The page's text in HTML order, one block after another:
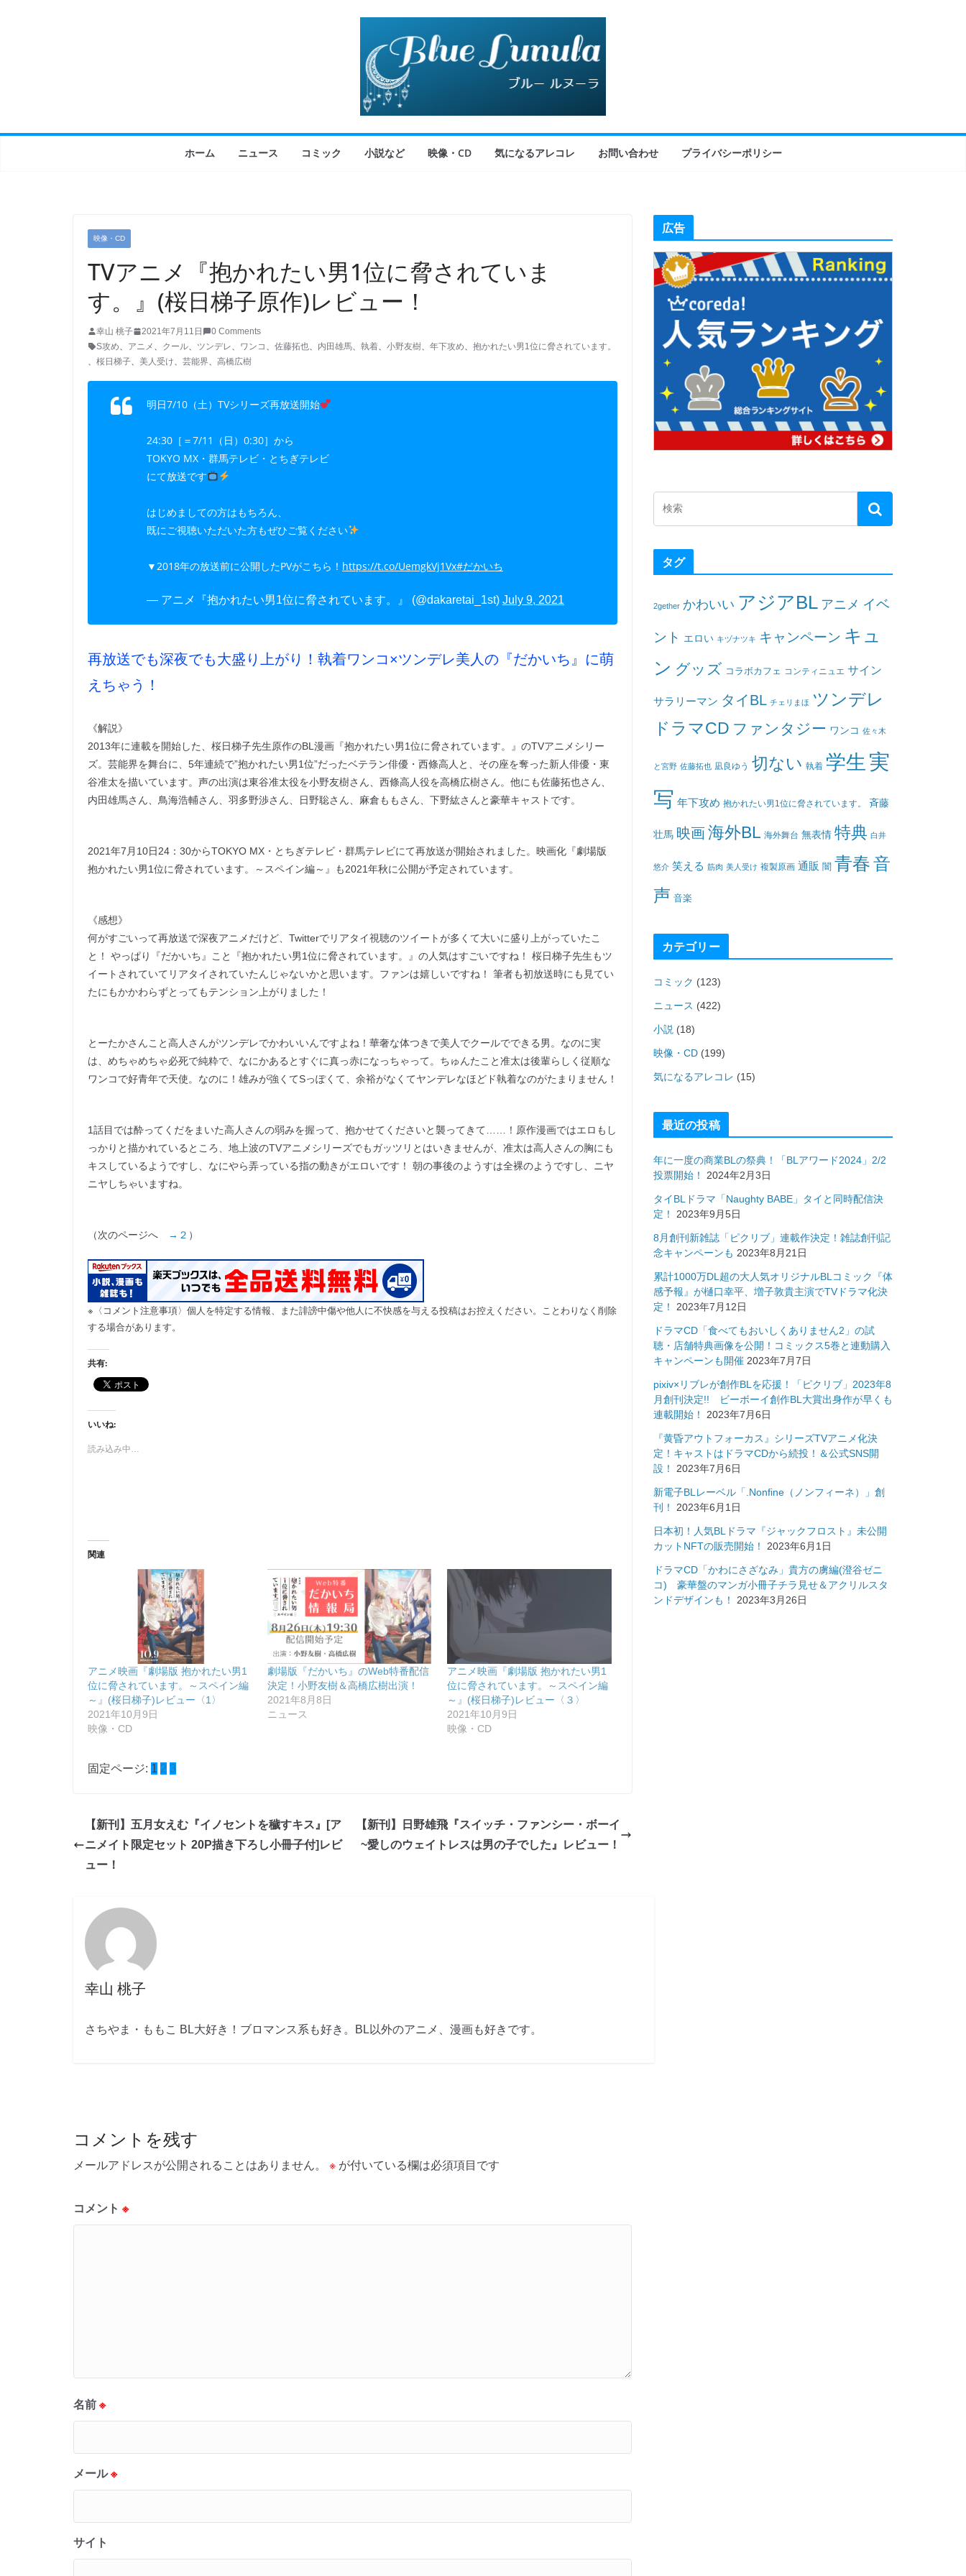
ホーム ニュース コミック 小説など 映像・CD 気になるアレコレ お問い合わせ プライバシーポリシー
映像・CD
TVアニメ『抱かれたい男1位に脅されていま
す。』(桜日梯子原作)レビュー！
幸山 桃子 2021年7月11日
0 Comments
S攻め
アニメ クール ツンデレ ワンコ 佐藤拓也 内田雄馬 執着 小野友樹 年下攻め
抱かれたい男1位に脅されています。
桜日梯子 美人受け 芸能界 高橋広樹
明日7/10（土）TVシリーズ再放送開始
24:30［＝7/11（日）0:30］から
TOKYO MX・群馬テレビ・とちぎテレビ
にて放送です
はじめましての方はもちろん、
既にご視聴いただいた方もぜひご覧ください
▼2018年の放送前に公開したPVがこちら！ https://t.co/UemgkVj1Vx#だかいち
— アニメ『抱かれたい男1位に脅されています。』 (@dakaretai_1st) July 9, 2021
再放送でも深夜でも大盛り上がり！執着ワンコ×ツンデレ美人の『だかいち』に萌
えちゃう！
《解説》
2013年に連載を開始した、桜日梯子先生原作のBL漫画『抱かれたい男1位に脅されています。』のTVアニメシリー
ズ。芸能界を舞台に、5年連続で”抱かれたい男1位”だったベテラン俳優・西條高人と、その座を奪った新人俳優・東
谷准太を描いています。声の出演は東谷准太役を小野友樹さん、西條高人役を高橋広樹さん。他にも佐藤拓也さん、
内田雄馬さん、鳥海浩輔さん、羽多野渉さん、日野聡さん、麻倉ももさん、下野紘さんと豪華キャストです。
2021年7月10日24：30からTOKYO MX・とちぎテレビ・群馬テレビにて再放送が開始されました。映画化『劇場版
抱かれたい男1位に脅されています。～スペイン編～』も2021年秋に公開が予定されています。
《感想》
何がすごいって再放送で深夜アニメだけど、Twitterでリアタイ視聴のツイートが多くて大いに盛り上がっていたこ
と！ やっぱり『だかいち』こと『抱かれたい男1位に脅されています。』の人気はすごいですね！ 桜日梯子先生もツ
イートされていてリアタイされていたんじゃないかと思います。ファンは嬉しいですね！ 筆者も初放送時にも見てい
たにもかかわらずとってもテンション上がりました！
とーたかさんこと高人さんがツンデレでかわいいんですよね！華奢な体つきで美人でクールでできる男。なのに実
は、めちゃめちゃ必死で純粋で、なにかあるとすぐに真っ赤になっちゃって。ちゅんたこと准太は後輩らしく従順な
ワンコで好青年で天使。なのに！雄みが強くてSっぽくて、余裕がなくてヤンデレなほどド執着なのがたまりません！
1話目では酔ってくだをまいた高人さんの弱みを握って、抱かせてくださいと襲ってきて……！原作漫画ではエロもし
っかりと描かれているところ、地上波のTVアニメシリーズでもガッツリとはいきませんが、准太は高人さんの胸にも
キスしているようですし、なにやら弄っている指の動きがエロいです！ 朝の事後のようすは全裸のようですし、ニヤ
ニヤしちゃいますね。
（次のページへ →２ ）
※〈コメント注意事項〉個人を特定する情報、また誹謗中傷や他人に不快感を与える投稿はお控えください。ことわりなく削除
する場合があります。
共有:
いいね:
読み込み中…
関連
アニメ映画『劇場版 抱かれたい男1
位に脅されています。～スペイン編
～』(桜日梯子)レビュー〈1〉
2021年10月9日
映像・CD
劇場版『だかいち』のWeb特番配信
決定！小野友樹＆高橋広樹出演！
2021年8月8日
ニュース
アニメ映画『劇場版 抱かれたい男1
位に脅されています。～スペイン編
～』(桜日梯子)レビュー〈３〉
2021年10月9日
映像・CD
固定ページ: 1 2 3
【新刊】五月女えむ『イノセントを穢すキス』[ア
ニメイト限定セット 20P描き下ろし小冊子付]レビ
ュー！
【新刊】日野雄飛『スイッチ・ファンシー・ボーイ
~愛しのウェイトレスは男の子でした』レビュー！
幸山 桃子
さちやま・ももこ BL大好き！ブロマンス系も好き。BL以外のアニメ、漫画も好きです。
コメントを残す
メールアドレスが公開されることはありません。 ※ が付いている欄は必須項目です
コメント ※
名前 ※
メール※
サイト
広告
タグ
2gether かわいい アジアBL アニメ イベ
ント エロい キヅナツキ キャンペーン キュ
ン グッズ コラボカフェ コンティニュエ サイン
サラリーマン タイBL チェリまほ ツンデレ
ドラマCD ファンタジー ワンコ 佐々木
と宮野 佐藤拓也 凪良ゆう 切ない 執着 学生 実
写 年下攻め 抱かれたい男1位に脅されています。 斉藤
壮馬 映画海外BL 海外舞台 無表情 特典 白井
悠介 笑える 筋肉 美人受け 複製原画 通販 闇 青春音
声 音楽
カテゴリー
コミック (123)
ニュース (422)
小説 (18)
映像・CD (199)
気になるアレコレ (15)
最近の投稿
年に一度の商業BLの祭典！「BLアワード2024」2/2
投票開始！
2024年2月3日
タイBLドラマ「Naughty BABE」タイと同時配信決
定！
2023年9月5日
8月創刊新雑誌「ピクリブ」連載作決定！雑誌創刊記
念キャンペーンも 2023年8月21日
累計1000万DL超の大人気オリジナルBLコミック『体
感予報』が樋口幸平、増子敦貴主演でTVドラマ化決
定！
2023年7月12日
ドラマCD「食べてもおいしくありません2」の試
聴・店舗特典画像を公開！コミックス5巻と連動購入
キャンペーンも開催 2023年7月7日
pixiv×リブレが創作BLを応援！「ピクリブ」2023年8
月創刊決定!! ビーボーイ創作BL大賞出身作が早くも
連載開始！
2023年7月6日
『黄昏アウトフォーカス』シリーズTVアニメ化決
定！キャストはドラマCDから続投！＆公式SNS開
設！
2023年7月6日
新電子BLレーベル「.Nonfine（ノンフィーネ）」創
刊！
2023年6月1日
日本初！人気BLドラマ『ジャックフロスト』未公開
カットNFTの販売開始！
2023年6月1日
ドラマCD「かわにさざなみ」貴方の虜編(澄谷ゼニ
コ) 豪華盤のマンガ小冊子チラ見せ＆アクリルスタ
ンドデザインも！
2023年3月26日